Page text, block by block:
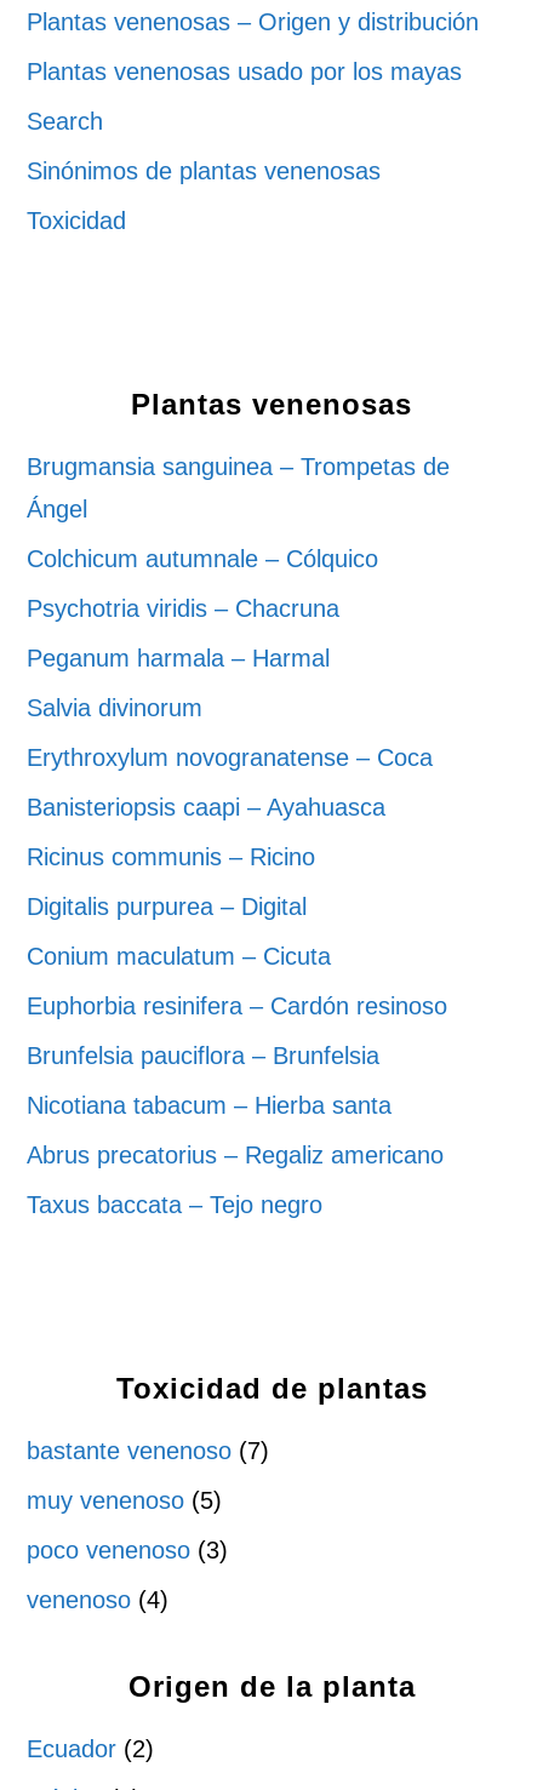
Plantas venenosas – Origen y distribución
Plantas venenosas usado por los mayas
Search
Sinónimos de plantas venenosas
Toxicidad
Plantas venenosas
Brugmansia sanguinea – Trompetas de
Ángel
Colchicum autumnale – Cólquico
Psychotria viridis – Chacruna
Peganum harmala – Harmal
Salvia divinorum
Erythroxylum novogranatense – Coca
Banisteriopsis caapi – Ayahuasca
Ricinus communis – Ricino
Digitalis purpurea – Digital
Conium maculatum – Cicuta
Euphorbia resinifera – Cardón resinoso
Brunfelsia pauciflora – Brunfelsia
Nicotiana tabacum – Hierba santa
Abrus precatorius – Regaliz americano
Taxus baccata – Tejo negro
Toxicidad de plantas
bastante venenoso (7)
muy venenoso (5)
poco venenoso (3)
venenoso (4)
Origen de la planta
Ecuador (2)